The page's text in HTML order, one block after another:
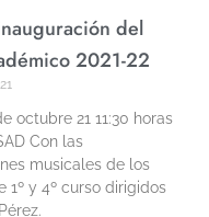
del
2021-22
octubre 21 11:30 horas
Con las
musicales de los
1º y 4º curso dirigidos